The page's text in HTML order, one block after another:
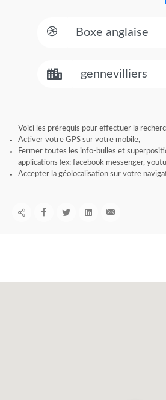
Voici les prérequis pour effectuer la
Activer votre GPS sur votre mobile,
Fermer toutes les info-bulles et
applications (ex: facebook messenger,
Accepter la géolocalisation sur votre